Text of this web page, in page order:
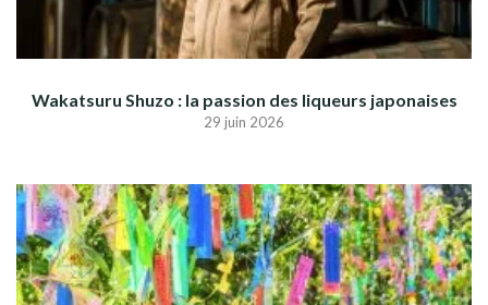
Wakatsuru Shuzo : la passion des liqueurs japonaises
29 juin 2026